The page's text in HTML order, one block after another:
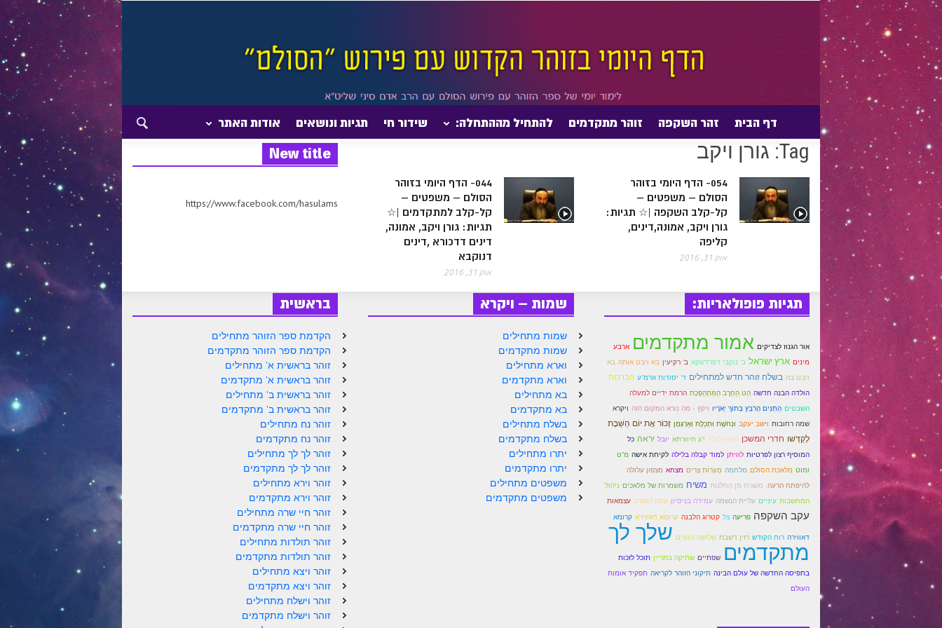
דף הבית זהר השקפה זוהר מתקדמים להתחיל מההתחלה: שידור חי תגיות ונושאים אודות האתר
New title
https://www.facebook.com/hasulams
Tags Posts tagged with "גורן ויקב"
Tag: גורן ויקב
044- הדף היומי בזוהר
הסולם – משפטים –
קל-קלב למתקדמים |☆
תגיות: גורן ויקב, אמונה,
דינים דדכורא ,דינים
דנוקבא
אוק 31, 2016
054- הדף היומי בזוהר
הסולם – משפטים –
קל-קלב השקפה |☆ תגיות:
גורן ויקב, אמונה,דינים,
קליפה
אוק 31, 2016
בראשית
הקדמת ספר הזוהר מתחילים
הקדמת ספר הזוהר מתקדמים
זוהר בראשית א' מתחילים
זוהר בראשית א' מתקדמים
זוהר בראשית ב' מתחילים
זוהר בראשית ב' מתקדמים
זוהר נח מתחילים
זוהר נח מתקדמים
זוהר לך לך מתחילים
זוהר לך לך מתקדמים
זוהר וירא מתחילים
זוהר וירא מתקדמים
זוהר חיי שרה מתחילים
זוהר חיי שרה מתקדמים
זוהר תולדות מתחילים
זוהר תולדות מתקדמים
זוהר ויצא מתחילים
זוהר ויצא מתקדמים
זוהר וישלח מתחילים
זוהר וישלח מתקדמים
שמות – ויקרא
שמות מתחילים
שמות מתקדמים
וארא מתחילים
וארא מתקדמים
בא מתחילים
בא מתקדמים
בשלח מתחילים
בשלח מתקדמים
יתרו מתחילים
יתרו מתקדמים
משפטים מתחילים
משפטים מתקדמים
תגיות פופולאריות:
אור הגנוז לצדיקים אמור מתקדמים ארבע
מינים ארץ ישראל ב' נוקבי דפרדשקא ב' רקיעין בא ויבט אותה בא
ויבט בה בשלח זוהר חדש למתחילים ד' יסודות ארמ"ע הברכות
הולדה הבנה חדשה הַט הַחֶרֶב הַמִּתְהַפֶּכֶת הרמת ידיים למעלה
השבטים הַתַּנִּים הָרֹבֵץ בְּתוֹךְ יְאֹרָיו ויקץ - מה נורא המקום הזה ויקרא
שמה רחובות וישב יעקב וּנְחֹשֶׁת וּתְכֵלֶת וְאַרְגָּמָן זָכוֹר אֶת יוֹם הַשַּׁבָּת
לְקַדְּשׁו חדרי המשכן חצות לילה י"ג חיוורתא יובל יראה כל
המוסיף רצון לפרטיות לוויתן למוד קבלה בלילה לקיחת אישה מ"ט
ומוט מלאכת הסולם מלחמה מְעָרוֹת צֻרִים מצחא מצפון עלולה
להיפתח הרעה. מַשְׁגִּיחַ מִן הַחַלֹּנוֹת משיח משמרות של מלאכים ניהול
המחשבות עיניים עליית הנשמה עמידה בניסיון עסק התורה עצמאות
עקב השקפה פריעה צל קטרוג הלבנה קרומא דאווירא קרומא
דאווירה רוח הקודש רזין דשבת שלושה גווונים שלך לך
מתקדמים שפתיים שתיקה בתריין תוכל לזכות
בתפיסה החדשה של עולם הבינה תיקוני הזוהר לקריאה תפקיד אומות
העולם